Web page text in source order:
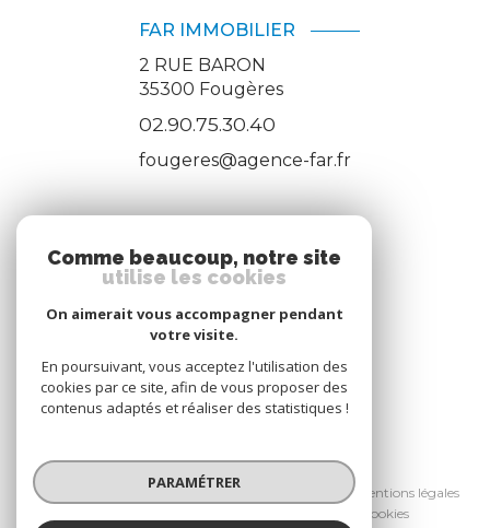
FAR IMMOBILIER
2 RUE BARON
35300 Fougères
02.90.75.30.40
fougeres@agence-far.fr
ADHÉRENTS
Nous adhérons
© 2026 | Tous droits réservés
Nos honoraires
Nos partenaires
Mentions légales
Cookies
Comme beaucoup, notre site
utilise les cookies
On aimerait vous accompagner pendant
votre visite.
En poursuivant, vous acceptez l'utilisation des
cookies par ce site, afin de vous proposer des
contenus adaptés et réaliser des statistiques !
PARAMÉTRER